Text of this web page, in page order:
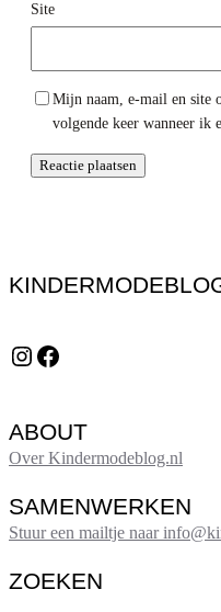
Site
Mijn naam, e-mail en site
volgende keer wanneer ik
Instagram Facebook
ABOUT
Over Kindermodeblog.nl
SAMENWERKEN
Stuur een mailtje naar
ZOEKEN